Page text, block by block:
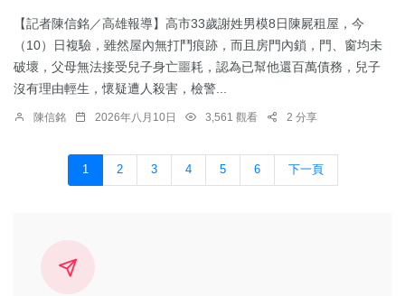
【記者陳信銘／高雄報導】高市33歲謝姓男模8日陳屍租屋，今
（10）日複驗，雖然屋內無打鬥痕跡，而且房門內鎖，門、窗均未
破壞，父母無法接受兒子身亡噩耗，認為已幫他還百萬債務，兒子
沒有理由輕生，懷疑遭人殺害，檢警...
陳信銘 2026年八月10日 3,561 觀看 2 分享
1 2 3 4 5 6 下一頁